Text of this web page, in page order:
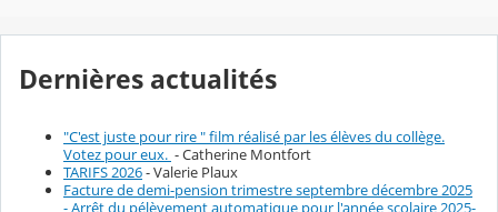
Dernières actualités
"C'est juste pour rire " film réalisé par les élèves du collège.
Votez pour eux. - Catherine Montfort
TARIFS 2026- Valerie Plaux
Facture de demi-pension trimestre septembre décembre 2025